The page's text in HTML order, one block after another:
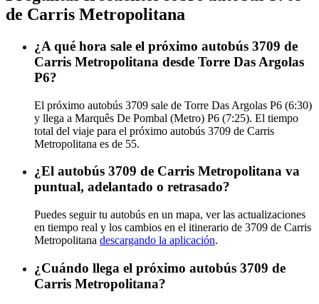
de Carris Metropolitana
¿A qué hora sale el próximo autobús 3709 de
Carris Metropolitana desde Torre Das Argolas
P6?
El próximo autobús 3709 sale de Torre Das Argolas P6 (6:30)
y llega a Marquês De Pombal (Metro) P6 (7:25). El tiempo
total del viaje para el próximo autobús 3709 de Carris
Metropolitana es de 55.
¿El autobús 3709 de Carris Metropolitana va
puntual, adelantado o retrasado?
Puedes seguir tu autobús en un mapa, ver las actualizaciones
en tiempo real y los cambios en el itinerario de 3709 de Carris
Metropolitana descargando la aplicación.
¿Cuándo llega el próximo autobús 3709 de
Carris Metropolitana?